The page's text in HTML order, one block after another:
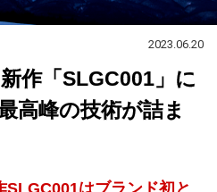
2023.06.20
作「SLGC001」に
高峰の技術が詰ま